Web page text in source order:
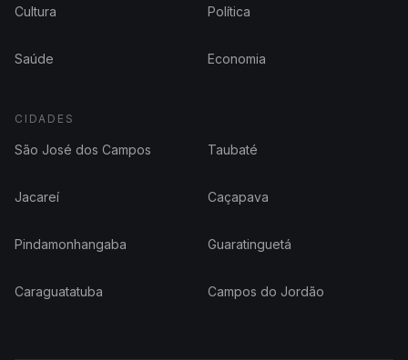
Cultura Política
Saúde Economia
CIDADES
São José dos Campos Taubaté
Jacareí Caçapava
Pindamonhangaba Guaratinguetá
Caraguatatuba Campos do Jordão